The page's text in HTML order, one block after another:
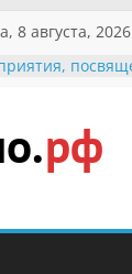
8 августа, 2026
Великой
в сети